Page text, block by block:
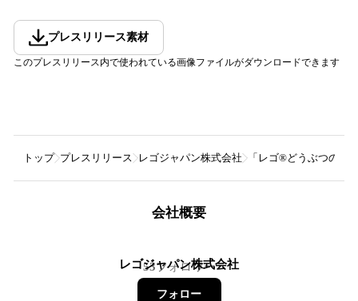
プレスリリース素材
このプレスリリース内で使われている画像ファイルがダウンロードできます
トップ プレスリリース レゴジャパン株式会社 「レゴ®どうぶつの森
会社概要
レゴジャパン株式会社
53フォロワー
フォロー